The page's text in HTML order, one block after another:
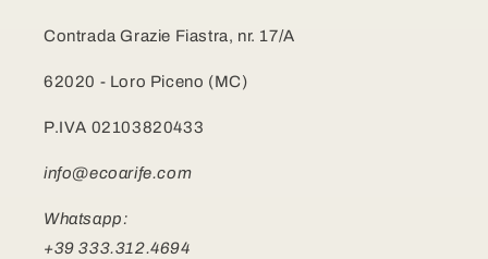
Contrada Grazie Fiastra, nr. 17/A
62020 - Loro Piceno (MC)
P.IVA 02103820433
info@ecoarife.com
Whatsapp:
+39 333.312.4694